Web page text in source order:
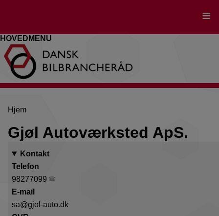
HOVEDMENU
Brødkrumme
Hjem
Gjøl Autoværksted ApS.
Kontakt
Telefon
98277099
E-mail
sa@gjol-auto.dk